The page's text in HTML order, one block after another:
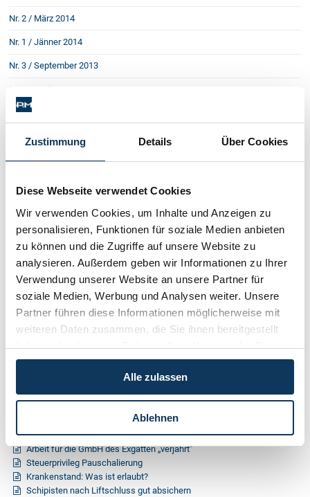
Zustimmung Details Über Cookies
Diese Webseite verwendet Cookies
Wir verwenden Cookies, um Inhalte und Anzeigen zu
personalisieren, Funktionen für soziale Medien anbieten
zu können und die Zugriffe auf unsere Website zu
analysieren. Außerdem geben wir Informationen zu Ihrer
Verwendung unserer Website an unsere Partner für
soziale Medien, Werbung und Analysen weiter. Unsere
Partner führen diese Informationen möglicherweise mit
weiteren Daten zusammen, die Sie ihnen bereitgestellt
haben oder die sie im Rahmen Ihrer Nutzung der Dienste
gesammelt haben.
Alle zulassen
Ablehnen
Nr. 2 / März 2014
Nr. 1 / Jänner 2014
Nr. 3 / September 2013
Nr. 2 / Juni 2013
Nr. 1 / März 2013
Nr. 4 / Dezember 2012
Nr. 3 / September 2012
Nr. 2 / Juni 2012
Nr. 1 / März 2012
Nr. 4 / Dezember 2011
Nr. 2 / Juni 2011
Nr. 4 / Dezember 2010
Nr. 3 / September 2010
Nr. 1 / WKÖ 2010
Wer haftet bei Arbeitsunfällen?
Arbeit für die GmbH des Exgatten „verjährt”
Steuerprivileg Pauschalierung
Krankenstand: Was ist erlaubt?
Schipisten nach Liftschluss gut absichern